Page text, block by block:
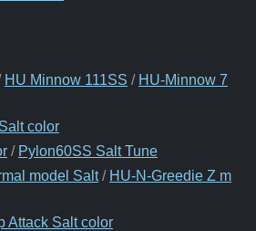
HU Minnow 111SS / HU-Minnow 7
color
/ Pylon60SS Salt Tune
model Salt/ HU-N-Greedie Z m
Attack Salt color